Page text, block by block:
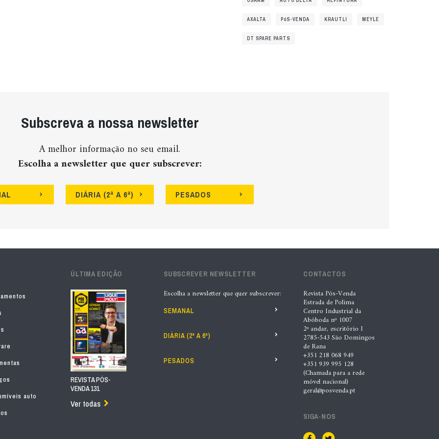
AXALTA PóS-VENDA KRAUTLI MEYLE
DT SPARE PARTS
Subscreva a nossa newsletter
A melhor informação no seu email.
Escolha a newsletter que quer subscrever:
DIÁRIA (2ª A 6ª) PESADOS
auto
ÚLTIMA EDIÇÃO
REVISTA PÓS-
VENDA 131
Ver todas
SUBSCREVER NEWSLETTER
Escolha a newsletter que quer subscrever:
SEMANAL
DIÁRIA (2ª A 6ª)
PESADOS
CONTACTOS
Revista Pós-Venda
Estrada de Polima
Centro Industrial da
Abóboda nº 1007
2º andar, escritório I
2785-543 São Domingos
de Rana
+351 218 068 949
+351 939 995 128
(Chamada para a rede
móvel nacional)
geral@posvenda.pt
SIGA-NOS